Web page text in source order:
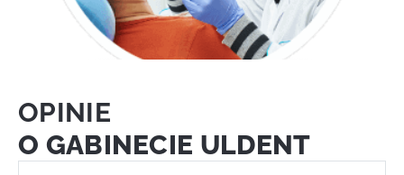
OPINIE
O GABINECIE ULDENT